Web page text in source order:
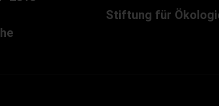
Nächster
Stiftung für